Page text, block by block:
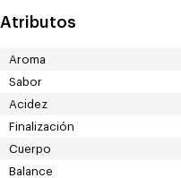
Atributos
Aroma
Sabor
Acidez
Finalización
Cuerpo
Balance